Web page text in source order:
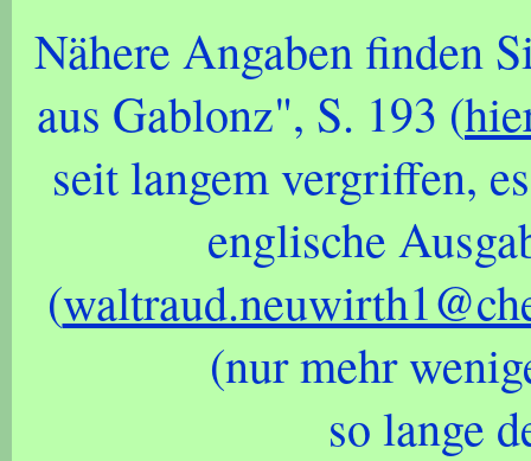
Nähere Angaben finden
aus Gablonz", S. 193 (
seit langem vergriffen,
englische
(
(nur mehr
so lange